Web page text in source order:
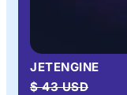
JETENGINE
$ 43 USD